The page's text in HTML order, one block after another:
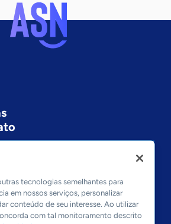
tecnologias semelhantes para
em nossos serviços, personalizar
conteúdo de seu interesse. Ao utilizar
com tal monitoramento descrito